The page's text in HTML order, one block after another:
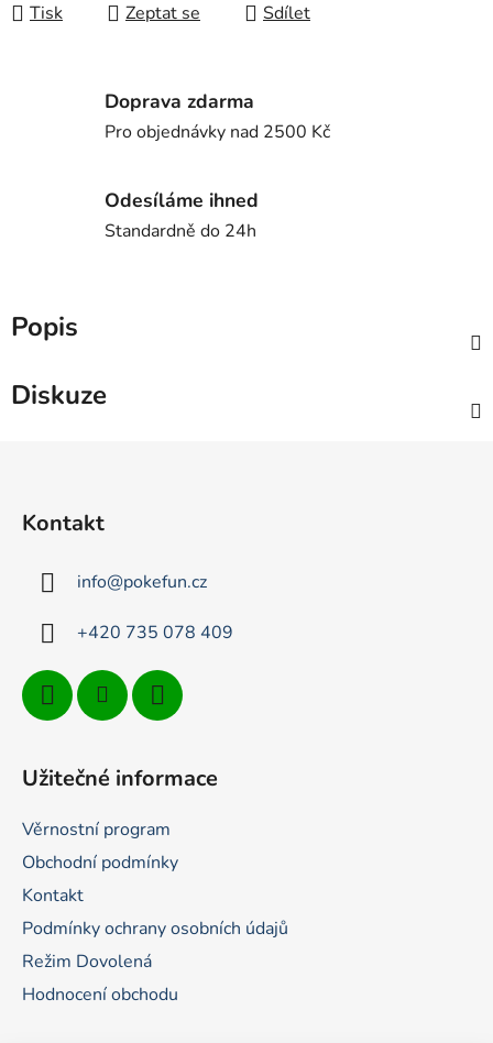
Tisk Zeptat se Sdílet
Doprava zdarma
Pro objednávky nad 2500 Kč
Odesíláme ihned
Standardně do 24h
Popis
Diskuze
Kontakt
info@pokefun.cz
+420 735 078 409
Užitečné informace
Věrnostní program
Obchodní podmínky
Kontakt
Podmínky ochrany osobních údajů
Režim Dovolená
Hodnocení obchodu